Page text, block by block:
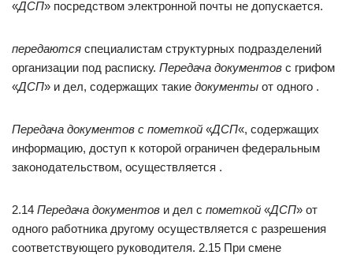
«ДСП» посредством электронной почты не допускается.
передаются специалистам структурных подразделений
организации под расписку. Передача документов с грифом
«ДСП» и дел, содержащих такие документы от одного .
Передача документов с пометкой «ДСП«, содержащих
информацию, доступ к которой ограничен федеральным
законодательством, осуществляется .
2.14 Передача документов и дел с пометкой «ДСП» от
одного работника другому осуществляется с разрешения
соответствующего руководителя. 2.15 При смене